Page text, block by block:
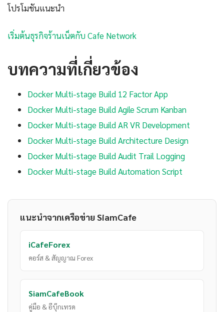
โปรโมชันแนะนำ
เริ่มต้นธุรกิจร้านเน็ตกับ Cafe Network
บทความที่เกี่ยวข้อง
Docker Multi-stage Build 12 Factor App
Docker Multi-stage Build Agile Scrum Kanban
Docker Multi-stage Build AR VR Development
Docker Multi-stage Build Architecture Design
Docker Multi-stage Build Audit Trail Logging
Docker Multi-stage Build Automation Script
แนะนำจากเครือข่าย SiamCafe
iCafeForex
คอร์ส & สัญญาณ Forex
SiamCafeBook
คู่มือ & อีบุ๊กเทรด